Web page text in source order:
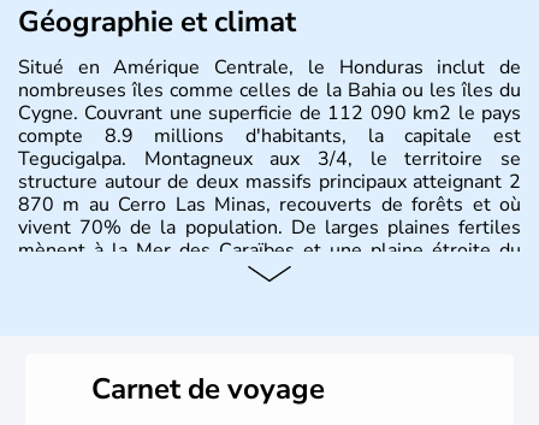
Géographie et climat
Situé en Amérique Centrale, le Honduras inclut de
nombreuses îles comme celles de la Bahia ou les îles du
Cygne. Couvrant une superficie de 112 090 km2 le pays
compte 8.9 millions d'habitants, la capitale est
Tegucigalpa. Montagneux aux 3/4, le territoire se
structure autour de deux massifs principaux atteignant 2
870 m au Cerro Las Minas, recouverts de forêts et où
vivent 70% de la population. De larges plaines fertiles
mènent à la Mer des Caraïbes et une plaine étroite du
Carnet de voyage